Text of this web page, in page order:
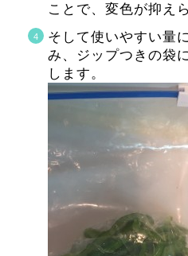
ことで、変色が抑え
そして使いやすい量
み、ジップつきの袋
します。